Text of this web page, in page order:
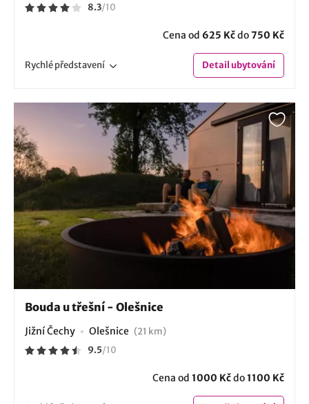
8.3/10
Cena od 625 Kčdo750 Kč
Rychlépředstavení Detailubytování
Bouda u třešní - Olešnice
Jižní Čechy Olešnice (21 km)
9.5/10
Cena od 1000 Kčdo1100 Kč